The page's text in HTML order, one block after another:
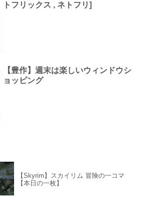
トフリックス , ネトフリ]
【豊作】週末は楽しいウィンドウシ
ョッピング
【Skyrim】スカイリム 冒険の一コマ
【本日の一枚】